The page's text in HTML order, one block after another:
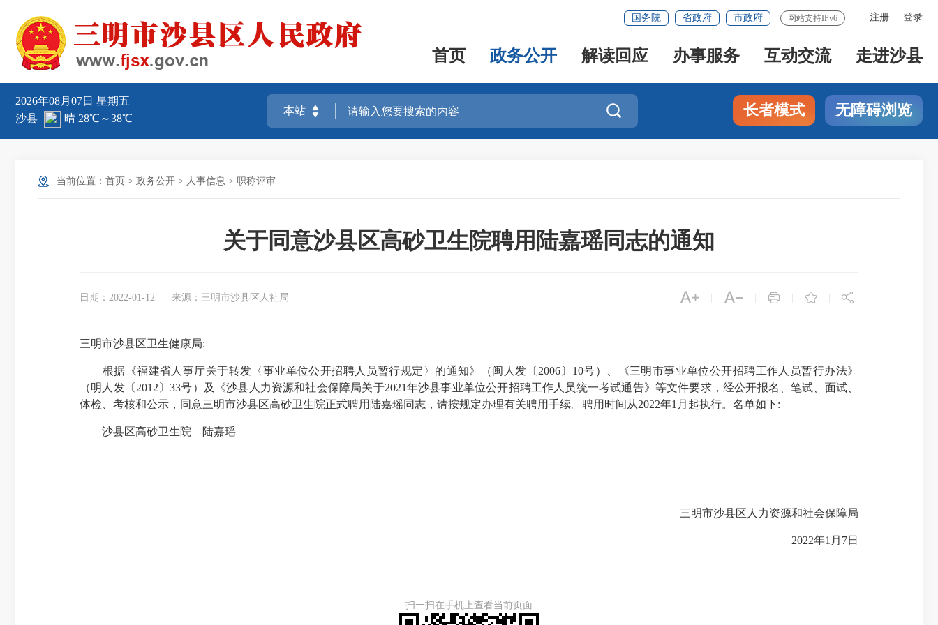
注册 登录
国务院 省政府 市政府 网站支持IPv6
首页 政务公开 解读回应 办事服务 互动交流 走进沙县
2026年08月07日 星期五
 长者模式 无障碍浏览
当前位置： 首页 > 政务公开 > 人事信息 > 职称评审
关于同意沙县区高砂卫生院聘用陆嘉瑶同志的通知
日期：2022-01-12 来源：三明市沙县区人社局     
三明市沙县区卫生健康局:
根据《福建省人事厅关于转发〈事业单位公开招聘人员暂行规定〉的通知》（闽人发〔2006〕10号）、《三明市事业单位公开招聘工作人员暂行办法》
（明人发〔2012〕33号）及《沙县人力资源和社会保障局关于2021年沙县事业单位公开招聘工作人员统一考试通告》等文件要求，经公开报名、笔试、面试、
体检、考核和公示，同意三明市沙县区高砂卫生院正式聘用陆嘉瑶同志，请按规定办理有关聘用手续。聘用时间从2022年1月起执行。名单如下:
沙县区高砂卫生院 陆嘉瑶
三明市沙县区人力资源和社会保障局
2022年1月7日
扫一扫在手机上查看当前页面